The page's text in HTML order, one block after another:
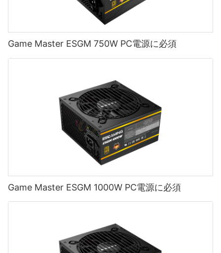
Game Master ESGM 750W PC電源に必須
Game Master ESGM 1000W PC電源に必須